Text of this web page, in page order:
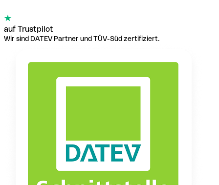
auf Trustpilot
Wir sind DATEV Partner und TÜV-Süd zertifiziert.